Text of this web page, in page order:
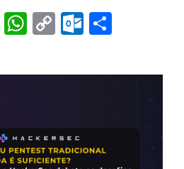
LinkedIn
WhatsApp
Copy